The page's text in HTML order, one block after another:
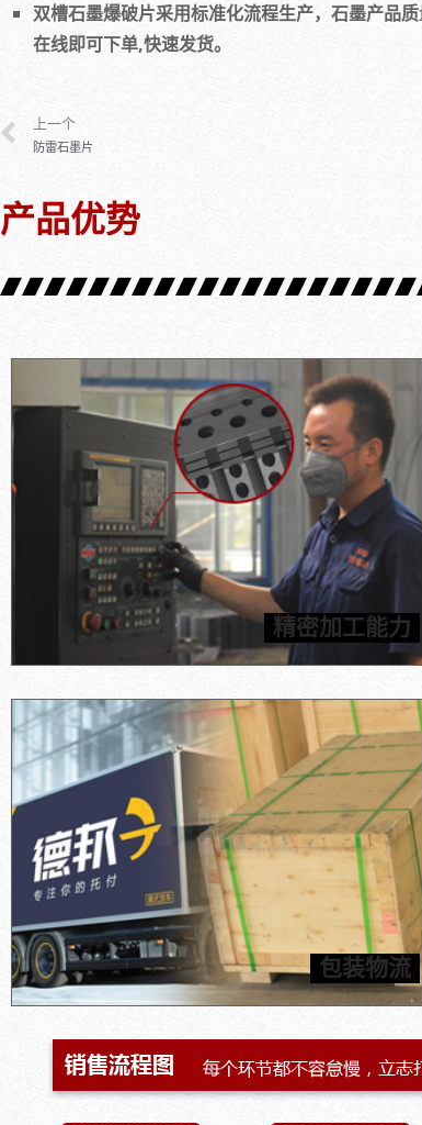
双槽石墨爆破片采用标准化流程生产，石墨产品
在线即可下单,快速发货。
上一个
防雷石墨片
产品优势
精密加工能力
信瑞达拥有先进的数控机床、CNC加工中心和雕刻机等加工
设备，能够满足客户对石墨加工件高精度的要求，所有产品
均按照图纸进行加工。
包装物流
内包装采用真空包装以及缓冲气泡袋双重保护，外包装采用
五层瓦楞纸箱/木箱双重保险，结实耐用，确保产品的运输
保障，为客户提供合理节省的运输方案。